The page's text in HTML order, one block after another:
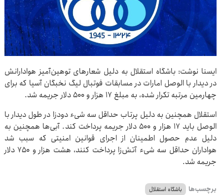
ایسنا نوشت: باشگاه استقلال به دلیل شعارهای توهین‌آمیز هوادارانش
در دیدار با الوصل امارات در مسابقات فوتبال لیگ نخبگان آسیا که برای
چهارمین مرتبه تکرار شده، به مبلغ ۱۷ هزار و ۵۰۰ دلار جریمه شد.
استقلال همچنین به دلیل پرتاب حداقل سه شیء دودزا در طول دیدار با
الوصل باید ۱۷ هزار و ۵۰۰ دلار جریمه پرداخت کند. آبی‌ها همچنین به
دلیل عدم حصول اطمینان از اجرای قوانین امنیتی که سبب شد
هواداران حداقل سه شیء آتش‌زا پرداخت کنند، هشت هزار و ۷۵۰ دلار
جریمه شد.
برچسب‌ها باشگاه استقلال